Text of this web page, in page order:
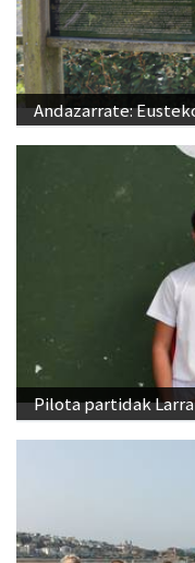
Andazarrate:
Pilota partidak